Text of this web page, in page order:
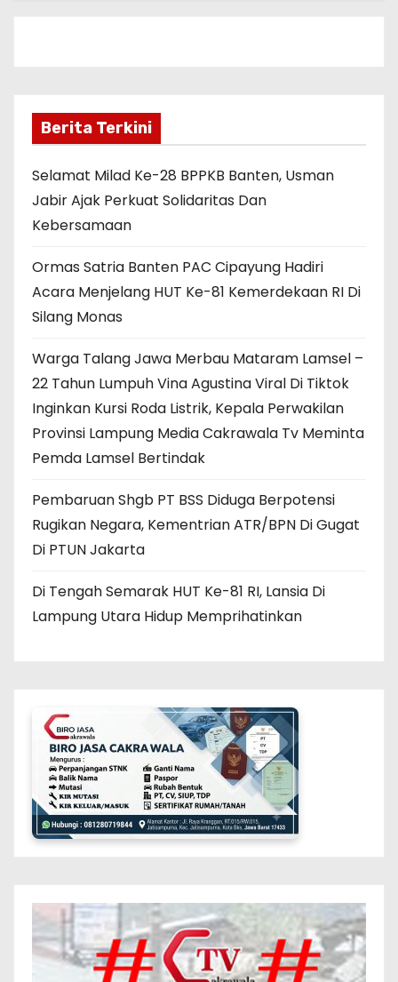
Berita Terkini
Selamat Milad Ke-28 BPPKB Banten, Usman
Jabir Ajak Perkuat Solidaritas Dan
Kebersamaan
Ormas Satria Banten PAC Cipayung Hadiri
Acara Menjelang HUT Ke-81 Kemerdekaan RI Di
Silang Monas
Warga Talang Jawa Merbau Mataram Lamsel –
22 Tahun Lumpuh Vina Agustina Viral Di Tiktok
Inginkan Kursi Roda Listrik, Kepala Perwakilan
Provinsi Lampung Media Cakrawala Tv Meminta
Pemda Lamsel Bertindak
Pembaruan Shgb PT BSS Diduga Berpotensi
Rugikan Negara, Kementrian ATR/BPN Di Gugat
Di PTUN Jakarta
Di Tengah Semarak HUT Ke-81 RI, Lansia Di
Lampung Utara Hidup Memprihatinkan